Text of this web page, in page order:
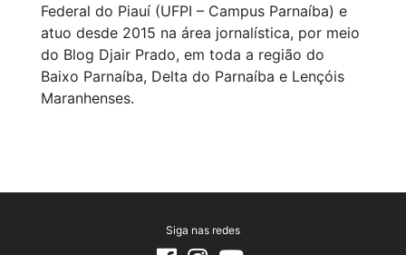
Federal do Piauí (UFPI – Campus Parnaíba) e
atuo desde 2015 na área jornalística, por meio
do Blog Djair Prado, em toda a região do
Baixo Parnaíba, Delta do Parnaíba e Lençóis
Maranhenses.
Siga nas redes